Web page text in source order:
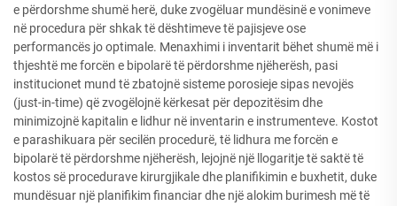
e përdorshme shumë herë, duke zvogëluar mundësinë e vonimeve
në procedura për shkak të dështimeve të pajisjeve ose
performancës jo optimale. Menaxhimi i inventarit bëhet shumë më i
thjeshtë me forcën e bipolarë të përdorshme njëherësh, pasi
institucionet mund të zbatojnë sisteme porosieje sipas nevojës
(just-in-time) që zvogëlojnë kërkesat për depozitësim dhe
minimizojnë kapitalin e lidhur në inventarin e instrumenteve. Kostot
e parashikuara për secilën procedurë, të lidhura me forcën e
bipolarë të përdorshme njëherësh, lejojnë një llogaritje të saktë të
kostos së procedurave kirurgjikale dhe planifikimin e buxhetit, duke
mundësuar një planifikim financiar dhe një alokim burimesh më të